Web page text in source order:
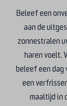
Beleef een
aan de
zonnestralen
haren voelt.
beleef een dag
een
maaltijd in